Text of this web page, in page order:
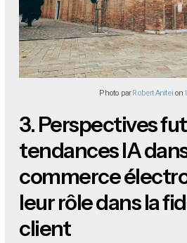
Photo parRobert Anitei on
3.Perspectives
tendances IA
commerce
leur rôle dans la
client